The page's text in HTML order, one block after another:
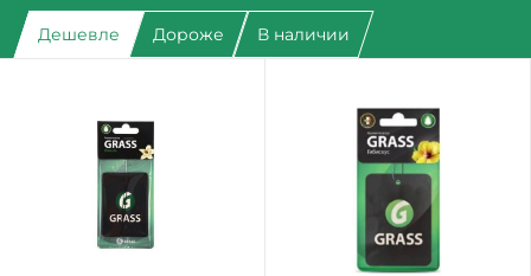
Дешевле Дороже В наличии